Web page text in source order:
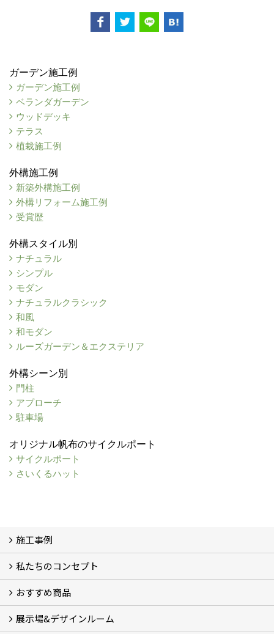
ガーデン施工例
ガーデン施工例
ベランダガーデン
ウッドデッキ
テラス
植栽施工例
外構施工例
新築外構施工例
外構リフォーム施工例
受賞歴
外構スタイル別
ナチュラル
シンプル
モダン
ナチュラルクラシック
和風
和モダン
ルーズガーデン＆エクステリア
外構シーン別
門柱
アプローチ
駐車場
オリジナル帆布のサイクルポート
サイクルポート
さいくるハット
施工事例
施工事例
お客様の声 (46)
私たちのコンセプト
コンセプト
完成までの流れ
お庭のメンテナンスについて
おすすめ商品
オリジナル帆布のサイクルポート
NEW スマートサイクルポート
おしゃれな物置 (8)
門扉 (6)
ウッドフェンス (16)
アイアンの商品 (6)
ガーデニング雑貨 (3)
ガーデン書&ガーデンアート
こだわりのオリジナル商品 一覧
おすすめの植物 (29)
箱庭ガーデン
ポット苗
展示場&デザインルーム